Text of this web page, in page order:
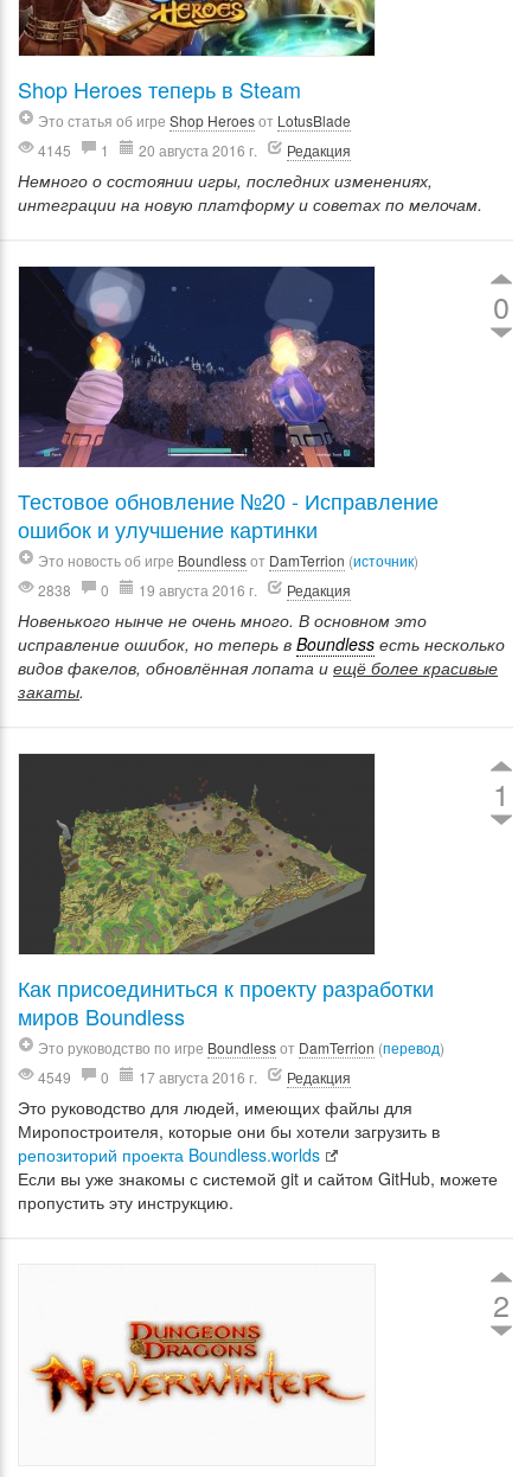
Shop Heroes теперь в Steam
Это статья об игре Shop Heroesот LotusBlade
4145
1 20 августа 2016 г. Редакция
Немного о состоянии игры, последних изменениях,
интеграции на новую платформу и советах по мелочам.
0
Тестовое обновление №20 - Исправление
ошибок и улучшение картинки
Это новость об игре Boundlessот DamTerrion (источник)
2838
0 19 августа 2016 г. Редакция
Новенького нынче не очень много. В основном это
исправление ошибок, но теперь в Boundless есть несколько
видов факелов, обновлённая лопата и ещё более красивые
закаты.
1
Как присоединиться к проекту разработки
миров Boundless
Это руководство по игре Boundlessот DamTerrion (перевод)
4549
0 17 августа 2016 г. Редакция
Это руководство для людей, имеющих файлы для
Миропостроителя, которые они бы хотели загрузить в
репозиторий проекта Boundless.worlds
Если вы уже знакомы с системой git и сайтом GitHub, можете
пропустить эту инструкцию.
2